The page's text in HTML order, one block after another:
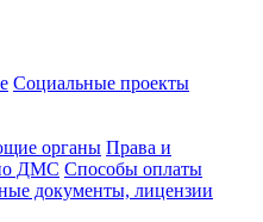
Социальные проекты
органы Права и
ДМС Способы оплаты
документы, лицензии